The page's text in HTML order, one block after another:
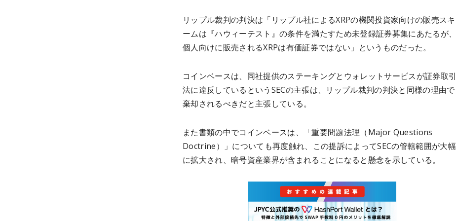
リップル裁判の判決は「リップル社によるXRPの機関投資家向けの販売スキ
ームは『ハウィーテスト』の条件を満たすため未登録証券募集にあたるが、
個人向けに販売されるXRPは有価証券ではない」というものだった。
コインベースは、同社提供のステーキングとウォレットサービスが証券取引
法に違反しているというSECの主張は、リップル裁判の判決と同様の理由で
棄却されるべきだと主張している。
また書類の中でコインベースは、「重要問題法理（Major Questions
Doctrine）」についても再度触れ、この提訴によってSECの管轄範囲が大幅
に拡大され、暗号資産業界が含まれることになると懸念を示している。